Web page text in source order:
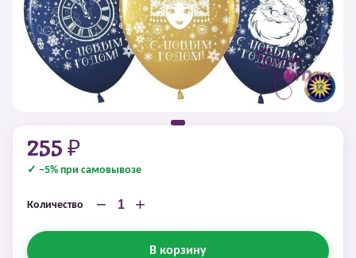
255 ₽
✓ −5% при самовывозе
Количество − +
В корзину